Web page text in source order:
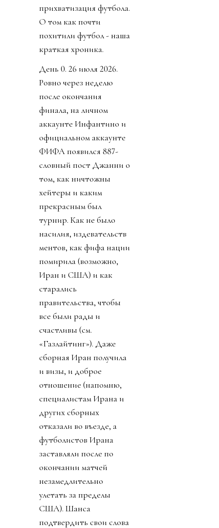
прихватизация футбола.
О том как почти
похитили футбол - наша
краткая хроника.
День 0. 26 июля 2026.
Ровно через неделю
после окончания
финала, на личном
аккаунте Инфантино и
официальном аккаунте
ФИФА появился 887-
словный пост Джанни о
том, как ничтожны
хейтеры и каким
прекрасным был
турнир. Как не было
насилия, издевательств
ментов, как фифа нации
помирила (возможно,
Иран и США) и как
старались
правительства, чтобы
все были рады и
счастливы (см.
«Газлайтинг»). Даже
сборная Иран получила
и визы, и доброе
отношение (напомню,
специалистам Ирана и
других сборных
отказали во въезде, а
футболистов Ирана
заставляли после по
окончании матчей
незамедлительно
улетать за пределы
США). Шанса
подтвердить свои слова